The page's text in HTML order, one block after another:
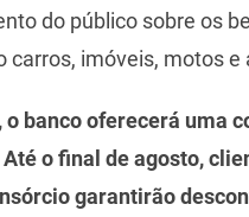
do público sobre os
carros, imóveis, motos
banco oferecerá uma
o final de agosto,
garantirão